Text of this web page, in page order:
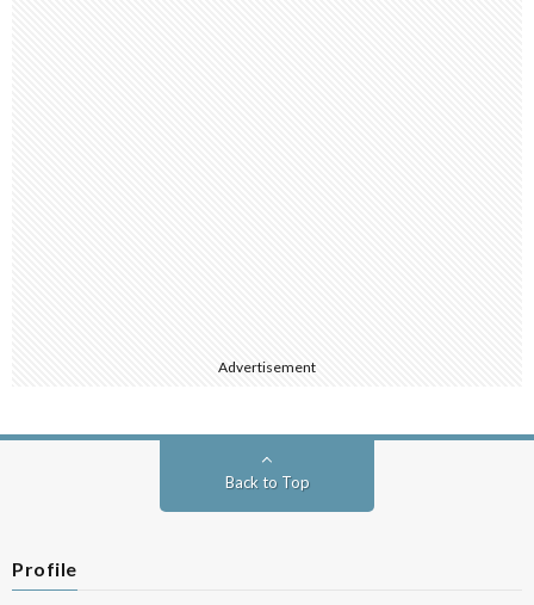
Advertisement
Back to Top
Profile